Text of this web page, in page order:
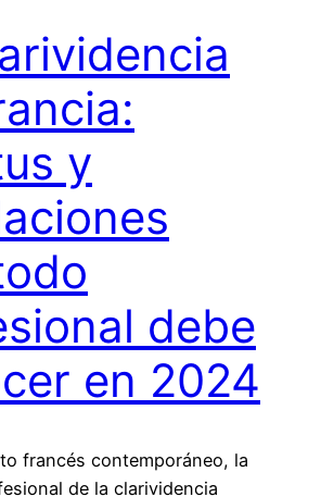
y
debe
en 2024
francés contemporáneo, la
de la clarividencia